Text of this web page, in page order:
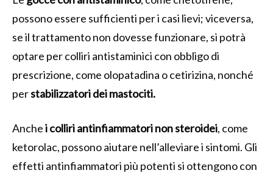
possono essere sufficienti per i casi lievi; viceversa,
se il trattamento non dovesse funzionare, si potrà
optare per colliri antistaminici con obbligo di
prescrizione, come olopatadina o cetirizina, nonché
perstabilizzatori dei mastociti.
Anchei colliri antinfiammatori non steroidei, come
ketorolac, possono aiutare nell’alleviare i sintomi. Gli
effetti antinfiammatori più potenti si ottengono con